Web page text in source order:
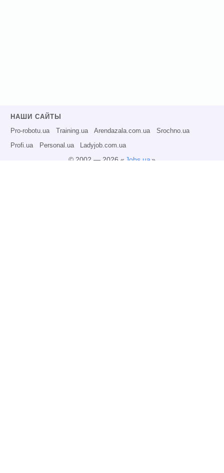
НАШИ САЙТЫ
Pro-robotu.ua Training.ua Arendazala.com.ua Srochno.ua
Profi.ua Personal.ua Ladyjob.com.ua
© 2002 — 2026 « Jobs.ua»